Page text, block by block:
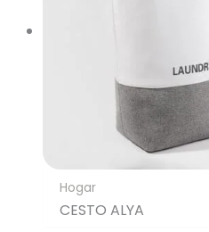
Hogar
CESTO ALYA